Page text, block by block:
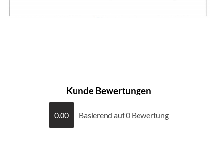
Kunde Bewertungen
0.00 Basierend auf 0 Bewertung